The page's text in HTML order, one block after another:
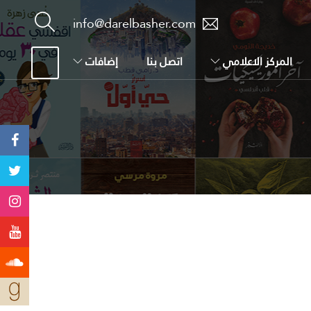
info@darelbasher.com
المركز الاعلامي اتصل بنا إضافات